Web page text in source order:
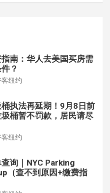
南：华人去美国买房需
？
客纽约
执法再延期！9月8日前
桶暂不罚款，居民请尽
客纽约
询｜NYC Parking
（查不到原因+缴费指